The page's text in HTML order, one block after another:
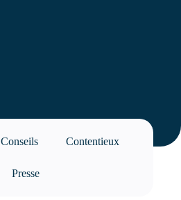
Conseils Contentieux
Presse